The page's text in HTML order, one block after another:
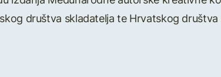
društva skladatelja te Hrvatskog